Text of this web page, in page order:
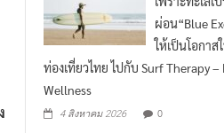
ผ่อน“Blue
ให้เป็นโอกาส
ท่องเที่ยวไทย ไปกับ Surf Therapy
Wellness